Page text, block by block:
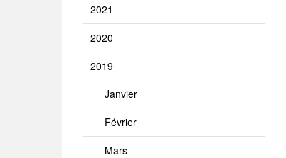
2021
2020
2019
Janvier
Février
Mars